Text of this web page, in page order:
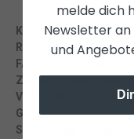
Kontakt und Support
Rücksendung
FAQ - Fragen &
Zahlungsinformationen
Versandinformation
Garantie
Sponsoring & Collabs
melde dich
Newsletter an
und